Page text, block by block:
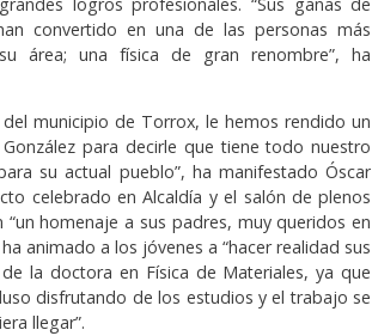
convertido en una de las personas más
área; una física de gran renombre”, ha
municipio de Torrox, le hemos rendido un
para decirle que tiene todo nuestro
su actual pueblo”, ha manifestado Óscar
celebrado en Alcaldía y el salón de plenos
homenaje a sus padres, muy queridos en
animado a los jóvenes a “hacer realidad sus
la doctora en Física de Materiales, ya que
disfrutando de los estudios y el trabajo se
llegar”.